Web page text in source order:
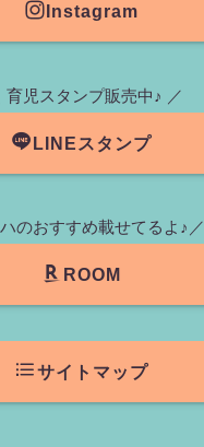
Instagram
育児スタンプ販売中♪ ／
LINEスタンプ
のおすすめ載せてるよ♪／
ROOM
サイトマップ